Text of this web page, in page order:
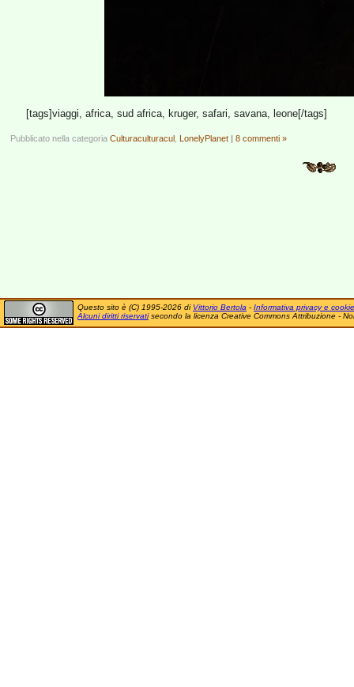
[tags]viaggi, africa, sud africa, kruger, safari, savana, leone[/tags]
Pubblicato nella categoria Culturaculturacul LonelyPlanet | 8 commenti »
Questo sito è (C) 1995-2026 di Vittorio Bertola - Informativa privacy e cookie
Alcuni diritti riservatisecondo la licenza Creative Commons Attribuzione -